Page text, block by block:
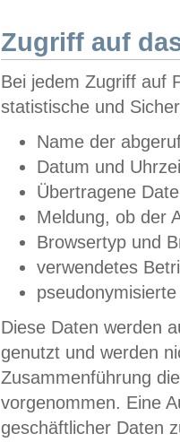
Zugriff auf
Bei jedem Zugriff auf
statistische und
Name der
Datum und
Übertragene
Meldung, ob der
Browsertyp und
verwendetes
Diese Daten werden
genutzt und werden
Zusammenführung
vorgenommen. Eine
geschäftlicher Daten